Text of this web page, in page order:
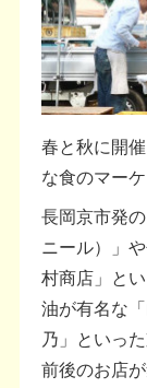
春と秋に開
な食のマーケ
長岡京市発
ニール）」
村商店」と
油が有名な
乃」といっ
前後のお店が